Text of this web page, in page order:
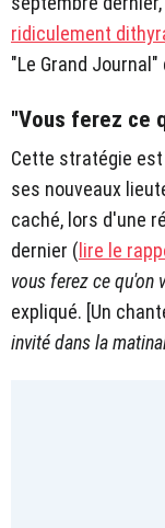
ridiculement
"Le Grand Journal"
"Vous ferez ce
Cette stratégie
ses nouveaux
caché, lors d'une
dernier (lire le
vous ferez ce qu'on
expliqué. [Un
invité dans la